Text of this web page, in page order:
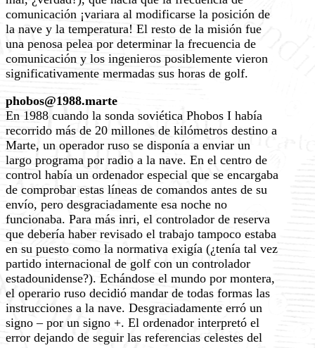
comunicación ¡variara al modificarse la posición de
la nave y la temperatura! El resto de la misión fue
una penosa pelea por determinar la frecuencia de
comunicación y los ingenieros posiblemente vieron
significativamente mermadas sus horas de golf.
phobos@1988.marte
En 1988 cuando la sonda soviética Phobos I había
recorrido más de 20 millones de kilómetros destino a
Marte, un operador ruso se disponía a enviar un
largo programa por radio a la nave. En el centro de
control había un ordenador especial que se encargaba
de comprobar estas líneas de comandos antes de su
envío, pero desgraciadamente esa noche no
funcionaba. Para más inri, el controlador de reserva
que debería haber revisado el trabajo tampoco estaba
en su puesto como la normativa exigía (¿tenía tal vez
partido internacional de golf con un controlador
estadounidense?). Echándose el mundo por montera,
el operario ruso decidió mandar de todas formas las
instrucciones a la nave. Desgraciadamente erró un
signo – por un signo +. El ordenador interpretó el
error dejando de seguir las referencias celestes del